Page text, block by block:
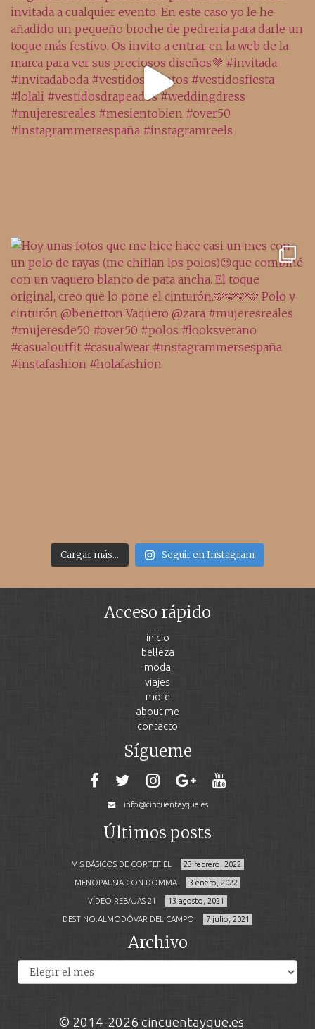
Cargar más... Seguir en Instagram
Acceso rápido
inicio
belleza
moda
viajes
more
about me
contacto
Sígueme
info@cincuentayque.es
Últimos posts
MIS BÁSICOS DE CORTEFIEL 23 febrero, 2022
MENOPAUSIA CON DOMMA 3 enero, 2022
VÍDEO REBAJAS 21 13 agosto, 2021
DESTINO:ALMODÓVAR DEL CAMPO 7 julio, 2021
Archivo
© 2014-2026 cincuentayque.es